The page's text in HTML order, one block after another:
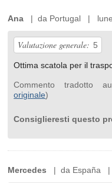
Ana | da Portugal |
Valutazione generale: 5
Ottima scatola per il
Commento tradotto
originale)
Consiglieresti questo
Mercedes | da España |